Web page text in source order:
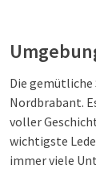
Die
Nordbrabant.
voller
wichtigste
immer viele